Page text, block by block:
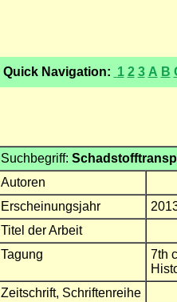
Quick Navigation: 1 2 3 A B
Suchbegriff:
Autoren
Erscheinungsjahr
Titel der Arbeit
Tagung
7th
Zeitschrift, Schriftenreihe